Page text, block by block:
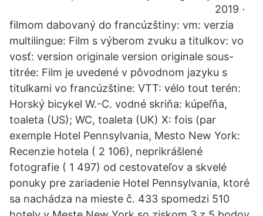
2019 ·
filmom dabovaný do francúzštiny: vm: verzia
multilingue: Film s výberom zvuku a titulkov: vo
vosť: version originale version originale sous-
titrée: Film je uvedené v pôvodnom jazyku s
titulkami vo francúzštine: VTT: vélo tout terén:
Horský bicykel W.-C. vodné skriňa: kúpeľňa,
toaleta (US); WC, toaleta (UK) X: fois (par
exemple Hotel Pennsylvania, Mesto New York:
Recenzie hotela ( 2 106), neprikrášlené
fotografie ( 1 497) od cestovateľov a skvelé
ponuky pre zariadenie Hotel Pennsylvania, ktoré
sa nachádza na mieste č. 433 spomedzi 510